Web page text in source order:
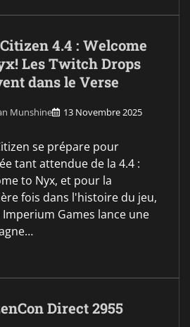
4.4 : Welcome
Les Twitch Drops
dans le Verse
Munshine
13 Novembre 2025
se prépare pour
tant attendue de la 4.4 :
to Nyx, et pour la
fois dans l'histoire du jeu,
Imperium Games lance une
Direct 2955